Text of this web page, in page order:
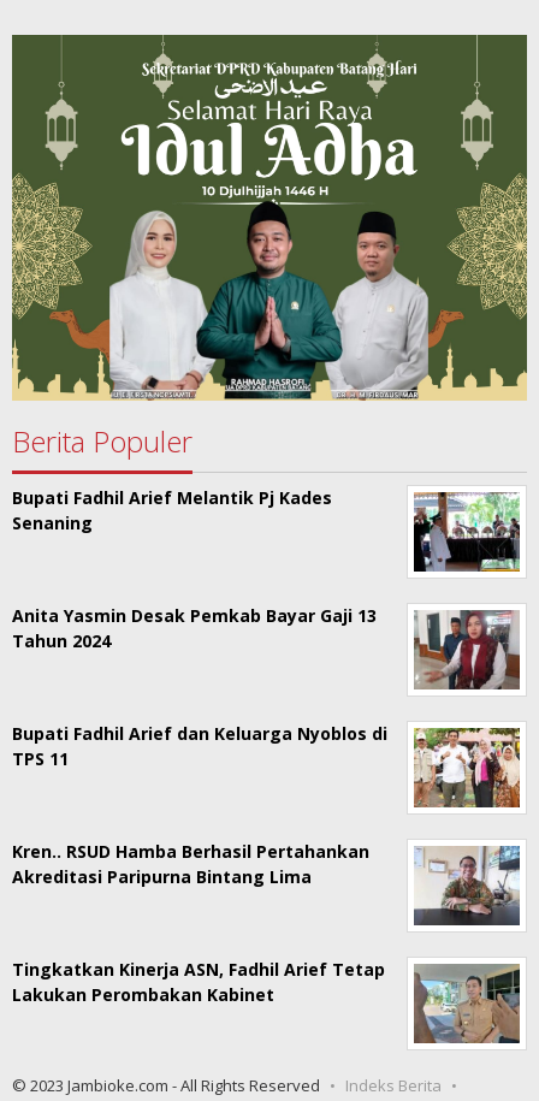
Berita Populer
Bupati Fadhil Arief Melantik Pj Kades
Senaning
Anita Yasmin Desak Pemkab Bayar Gaji 13
Tahun 2024
Bupati Fadhil Arief dan Keluarga Nyoblos di
TPS 11
Kren.. RSUD Hamba Berhasil Pertahankan
Akreditasi Paripurna Bintang Lima
Tingkatkan Kinerja ASN, Fadhil Arief Tetap
Lakukan Perombakan Kabinet
© 2023 Jambioke.com - All Rights Reserved
Indeks Berita